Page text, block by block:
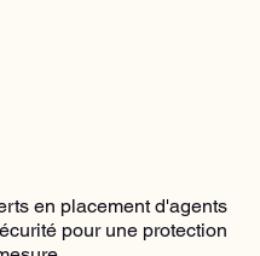
en placement d'agents
pour une protection